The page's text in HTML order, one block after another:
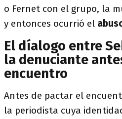
o Fernet con el grupo, la
y entonces ocurrió el
El díalogo entre
la denuciante
encuentro
Antes de pactar el
la periodista cuya